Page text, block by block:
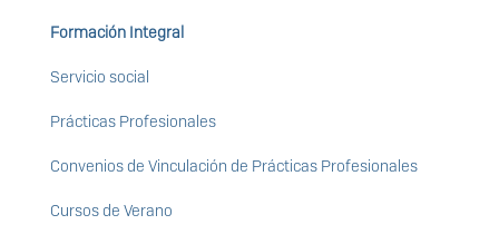
Formación Integral
Servicio social
Prácticas Profesionales
Convenios de Vinculación de Prácticas Profesionales
Cursos de Verano